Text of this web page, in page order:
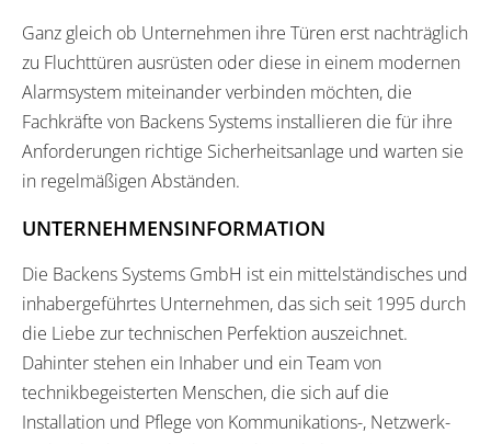
Ganz gleich ob Unternehmen ihre Türen erst nachträglich
zu Fluchttüren ausrüsten oder diese in einem modernen
Alarmsystem miteinander verbinden möchten, die
Fachkräfte von Backens Systems installieren die für ihre
Anforderungen richtige Sicherheitsanlage und warten sie
in regelmäßigen Abständen.
UNTERNEHMENSINFORMATION
Die Backens Systems GmbH ist ein mittelständisches und
inhabergeführtes Unternehmen, das sich seit 1995 durch
die Liebe zur technischen Perfektion auszeichnet.
Dahinter stehen ein Inhaber und ein Team von
technikbegeisterten Menschen, die sich auf die
Installation und Pflege von Kommunikations-, Netzwerk-